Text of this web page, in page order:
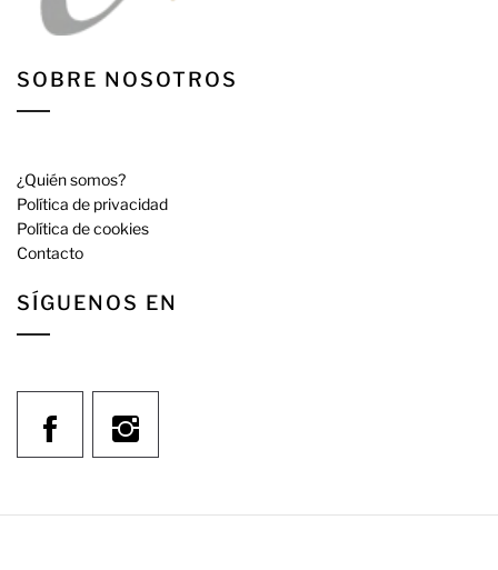
SOBRE NOSOTROS
¿Quién somos?
Política de privacidad
Política de cookies
Contacto
SÍGUENOS EN